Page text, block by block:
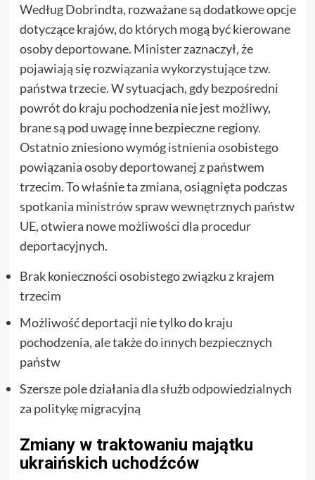
Według Dobrindta, rozważane są dodatkowe opcje
dotyczące krajów, do których mogą być kierowane
osoby deportowane. Minister zaznaczył, że
pojawiają się rozwiązania wykorzystujące tzw.
państwa trzecie. W sytuacjach, gdy bezpośredni
powrót do kraju pochodzenia nie jest możliwy,
brane są pod uwagę inne bezpieczne regiony.
Ostatnio zniesiono wymóg istnienia osobistego
powiązania osoby deportowanej z państwem
trzecim. To właśnie ta zmiana, osiągnięta podczas
spotkania ministrów spraw wewnętrznych państw
UE, otwiera nowe możliwości dla procedur
deportacyjnych.
Brak konieczności osobistego związku z krajem
trzecim
Możliwość deportacji nie tylko do kraju
pochodzenia, ale także do innych bezpiecznych
państw
Szersze pole działania dla służb odpowiedzialnych
za politykę migracyjną
Zmiany w traktowaniu majątku
ukraińskich uchodźców